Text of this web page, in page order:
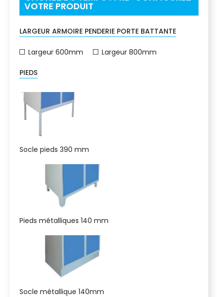
VOTRE PRODUIT
LARGEUR ARMOIRE PENDERIE PORTE BATTANTE
Largeur 600mm Largeur 800mm
PIEDS
Socle pieds 390 mm
Pieds métalliques 140 mm
Socle métallique 140mm